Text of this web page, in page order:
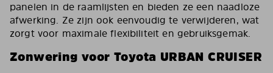
panelen in de raamlijsten en bieden ze een naadloze
afwerking. Ze zijn ook eenvoudig te verwijderen, wat
zorgt voor maximale flexibiliteit en gebruiksgemak.
Zonwering voor Toyota URBAN CRUISER